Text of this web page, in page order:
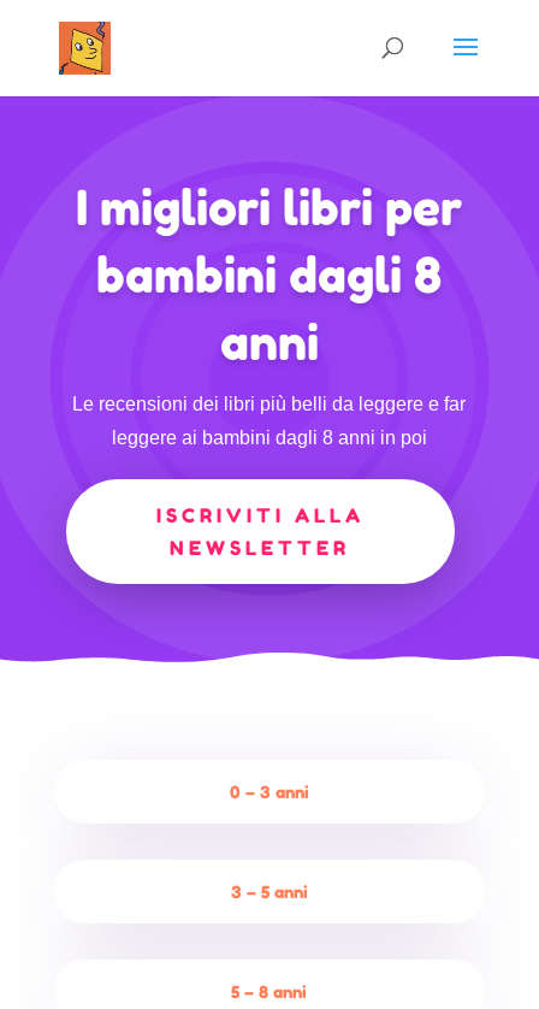
I migliori libri per
bambini dagli 8
anni
Le recensioni dei libri più belli da leggere e far
leggere ai bambini dagli 8 anni in poi
ISCRIVITI ALLA
NEWSLETTER
0 – 3 anni
3 – 5 anni
5 – 8 anni